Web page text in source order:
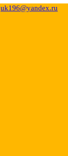
uk196@yandex.ru